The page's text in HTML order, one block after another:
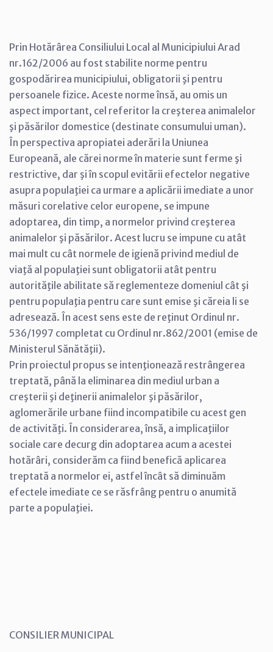
Prin Hotărârea Consiliului Local al Municipiului Arad
nr.162/2006 au fost stabilite norme pentru
gospodărirea municipiului, obligatorii şi pentru
persoanele fizice. Aceste norme însă, au omis un
aspect important, cel referitor la creşterea animalelor
şi păsărilor domestice (destinate consumului uman).
În perspectiva apropiatei aderări la Uniunea
Europeană, ale cărei norme în materie sunt ferme şi
restrictive, dar şi în scopul evitării efectelor negative
asupra populaţiei ca urmare a aplicării imediate a unor
măsuri corelative celor europene, se impune
adoptarea, din timp, a normelor privind creşterea
animalelor şi păsărilor. Acest lucru se impune cu atât
mai mult cu cât normele de igienă privind mediul de
viaţă al populaţiei sunt obligatorii atât pentru
autorităţile abilitate să reglementeze domeniul cât şi
pentru populaţia pentru care sunt emise şi căreia li se
adresează. În acest sens este de reţinut Ordinul nr.
536/1997 completat cu Ordinul nr.862/2001 (emise de
Ministerul Sănătăţii).
Prin proiectul propus se intenţionează restrângerea
treptată, până la eliminarea din mediul urban a
creşterii şi deţinerii animalelor şi păsărilor,
aglomerările urbane fiind incompatibile cu acest gen
de activităţi. În considerarea, însă, a implicaţiilor
sociale care decurg din adoptarea acum a acestei
hotărâri, considerăm ca fiind benefică aplicarea
treptată a normelor ei, astfel încât să diminuăm
efectele imediate ce se răsfrâng pentru o anumită
parte a populaţiei.
CONSILIER MUNICIPAL